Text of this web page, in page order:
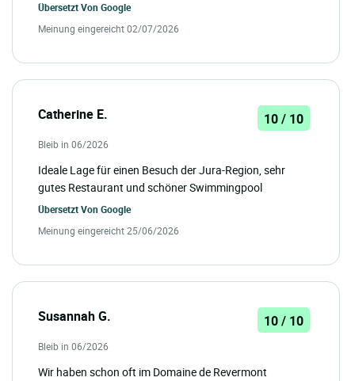
Übersetzt Von Google
Meinung eingereicht 02/07/2026
Catherine E. 10 / 10
Bleib in 06/2026
Ideale Lage für einen Besuch der Jura-Region, sehr
gutes Restaurant und schöner Swimmingpool
Übersetzt Von Google
Meinung eingereicht 25/06/2026
Susannah G. 10 / 10
Bleib in 06/2026
Wir haben schon oft im Domaine de Revermont